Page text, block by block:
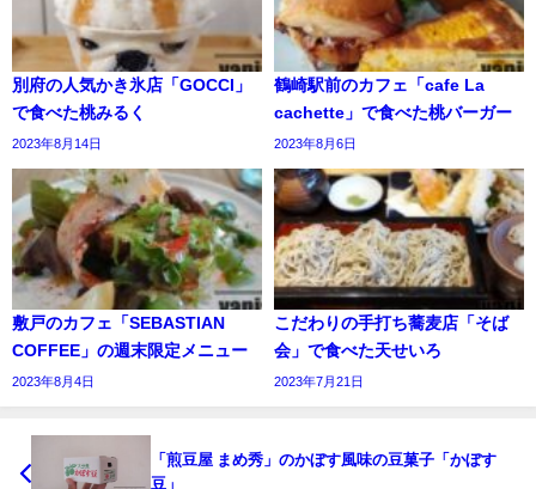
別府の人気かき氷店「GOCCI」
で食べた桃みるく
2023年8月14日
鶴崎駅前のカフェ「cafe La
cachette」で食べた桃バーガー
2023年8月6日
敷戸のカフェ「SEBASTIAN
COFFEE」の週末限定メニュー
2023年8月4日
こだわりの手打ち蕎麦店「そば
会」で食べた天せいろ
2023年7月21日
「煎豆屋 まめ秀」のかぼす風味の豆菓子「かぼす
豆」